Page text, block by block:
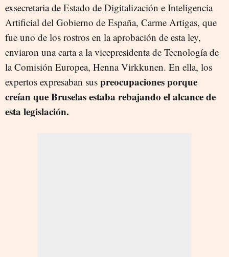
exsecretaria de Estado de Digitalización e Inteligencia
Artificial del Gobierno de España, Carme Artigas, que
fue uno de los rostros en la aprobación de esta ley,
enviaron una carta a la vicepresidenta de Tecnología de
la Comisión Europea, Henna Virkkunen. En ella, los
expertos expresaban sus preocupaciones porque
creían que Bruselas estaba rebajando el alcance de
esta legislación.